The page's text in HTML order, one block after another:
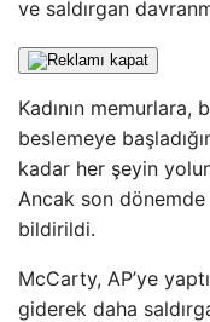
ve saldırgan
Kadının
beslemeye
kadar her şeyin
Ancak son dönemde
bildirildi.
McCarty, AP’ye
giderek daha